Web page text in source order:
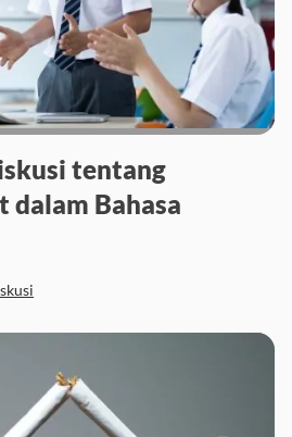
tentang
dalam Bahasa